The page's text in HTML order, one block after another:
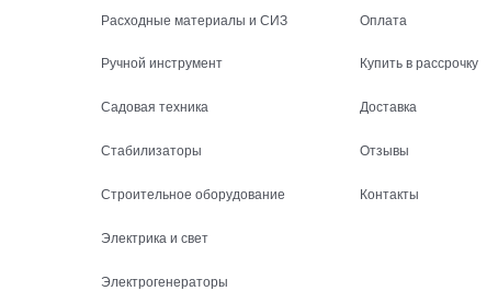
Расходные материалы и СИЗ
Ручной инструмент
Садовая техника
Стабилизаторы
Строительное оборудование
Электрика и свет
Электрогенераторы
Оплата
Купить в рассрочку
Доставка
Отзывы
Контакты